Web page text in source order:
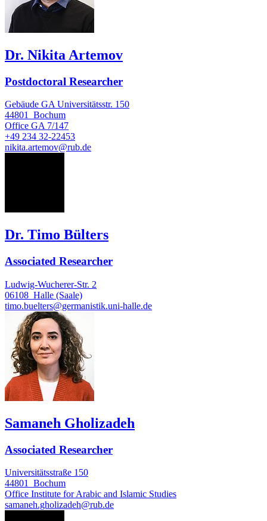
Dr. Nikita Artemov
Postdoctoral Researcher
Gebäude GA Universitätsstr. 150
44801
Bochum
Office GA 7/147
+49 234 32-22453
nikita.artemov@rub.de
Dr. Timo Bülters
Associated Researcher
Ludwig-Wucherer-Str. 2
06108 Halle (Saale)
timo.buelters@germanistik.uni-halle.de
Samaneh Gholizadeh
Associated Researcher
Universitätsstraße 150
44801 Bochum
Office Institute for Arabic and Islamic Studies
samaneh.gholizadeh@rub.de